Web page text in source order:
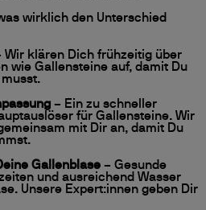
wirklich den Unterschied
Wir klären Dich frühzeitig über
wie Gallensteine auf, damit Du
– Ein zu schneller
für Gallensteine. Wir
mit Dir an, damit Du
Gallenblase – Gesunde
und ausreichend Wasser
Unsere Expert:innen geben Dir